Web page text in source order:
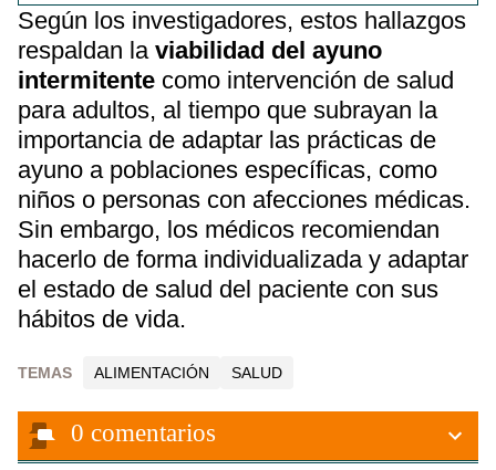
Según los investigadores, estos hallazgos
respaldan la viabilidad del ayuno
intermitente como intervención de salud
para adultos, al tiempo que subrayan la
importancia de adaptar las prácticas de
ayuno a poblaciones específicas, como
niños o personas con afecciones médicas.
Sin embargo, los médicos recomiendan
hacerlo de forma individualizada y adaptar
el estado de salud del paciente con sus
hábitos de vida.
TEMAS ALIMENTACIÓN SALUD
0 comentarios